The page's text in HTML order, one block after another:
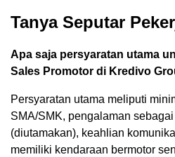
Tanya Seputar
Apa saja persyaratan utama
Sales Promotor di Kredivo
Persyaratan utama meliputi
SMA/SMK, pengalaman
(diutamakan), keahlian
memiliki kendaraan bermotor